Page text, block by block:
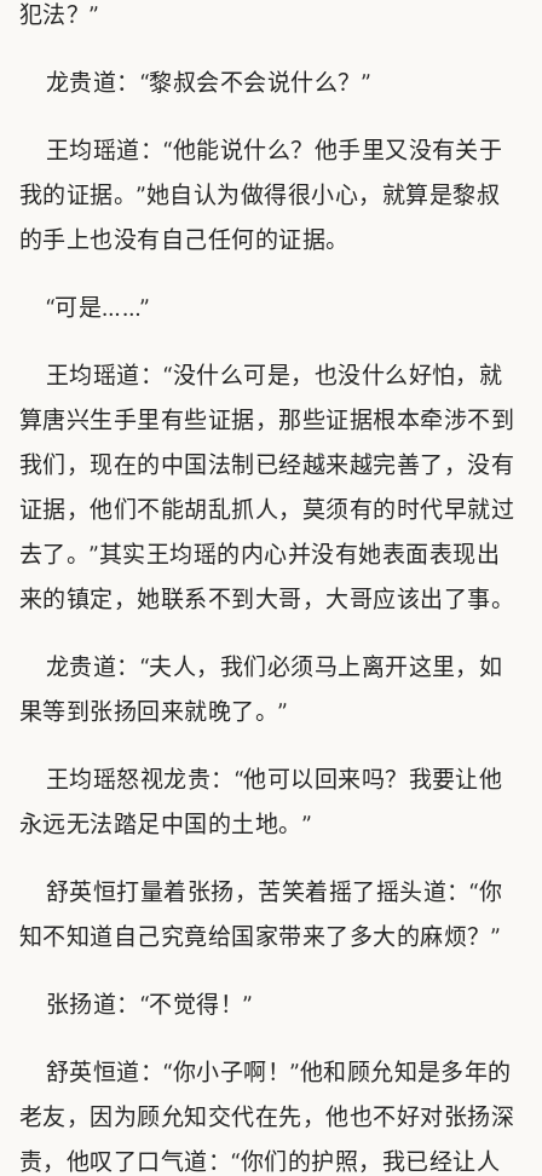
犯法？”
龙贵道：“黎叔会不会说什么？”
王均瑶道：“他能说什么？他手里又没有关于
我的证据。”她自认为做得很小心，就算是黎叔
的手上也没有自己任何的证据。
“可是……”
王均瑶道：“没什么可是，也没什么好怕，就
算唐兴生手里有些证据，那些证据根本牵涉不到
我们，现在的中国法制已经越来越完善了，没有
证据，他们不能胡乱抓人，莫须有的时代早就过
去了。”其实王均瑶的内心并没有她表面表现出
来的镇定，她联系不到大哥，大哥应该出了事。
龙贵道：“夫人，我们必须马上离开这里，如
果等到张扬回来就晚了。”
王均瑶怒视龙贵：“他可以回来吗？我要让他
永远无法踏足中国的土地。”
舒英恒打量着张扬，苦笑着摇了摇头道：“你
知不知道自己究竟给国家带来了多大的麻烦？”
张扬道：“不觉得！”
舒英恒道：“你小子啊！”他和顾允知是多年的
老友，因为顾允知交代在先，他也不好对张扬深
责，他叹了口气道：“你们的护照，我已经让人